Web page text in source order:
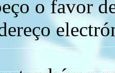
o favor